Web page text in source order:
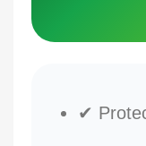
✔